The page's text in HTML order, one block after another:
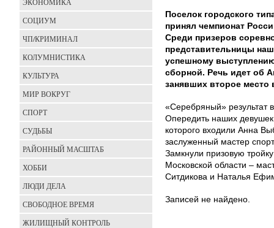
Поселок городского
принял чемпионат
Среди призеров
представительницы
успешному
сборной. Речь идет об
занявших второе место
«Серебряный» результат
Опередить наших девушек
которого входили Анна
заслуженный мастер
Замкнули призовую
Московской области –
Ситдикова и Наталья
Записей не найдено.
СОЦИУМ
ЧП/КРИМИНАЛ
КОЛУМНИСТИКА
КУЛЬТУРА
МИР ВОКРУГ
СПОРТ
СУДЬБЫ
РАЙОННЫЙ МАСШТАБ
ХОББИ
ЛЮДИ ДЕЛА
СВОБОДНОЕ ВРЕМЯ
ЖИЛИЩНЫЙ КОНТРОЛЬ